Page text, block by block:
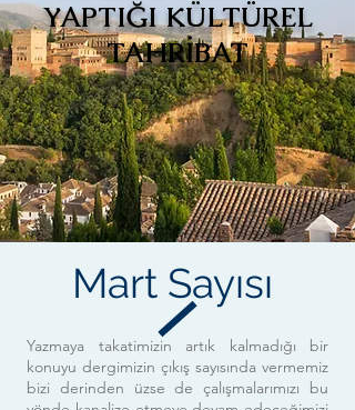
YAPTIĞI KÜLTÜREL
TAHRİBAT
Mart Sayısı
Yazmaya takatimizin artık kalmadığı bir
konuyu dergimizin çıkış sayısında vermemiz
bizi derinden üzse de çalışmalarımızı bu